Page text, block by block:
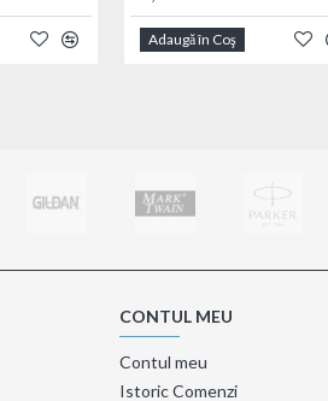
Adaugă în Coş
CONTUL MEU
Contul meu
Istoric Comenzi